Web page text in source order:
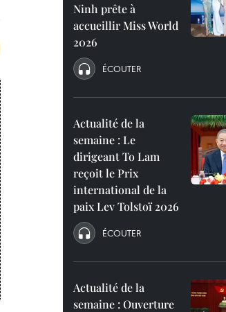
Ninh prête à
accueillir Miss World
2026
ÉCOUTER
Actualité de la
semaine : Le
dirigeant To Lam
reçoit le Prix
international de la
paix Lev Tolstoï 2026
ÉCOUTER
Actualité de la
semaine : Ouverture